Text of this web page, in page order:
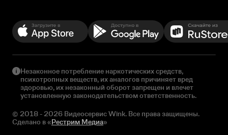
Незаконное потребление наркотических средств,
психотропных веществ, их аналогов причиняет вред
здоровью, их незаконный оборот запрещен и влечет
установленную законодательством ответственность.
© 2018 - 2026 Видеосервис Wink. Все права защищены.
Сделано в «Рестрим Медиа»